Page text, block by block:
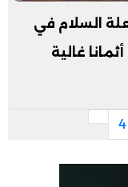
السلام في
غالية
4